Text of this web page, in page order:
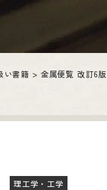
い書籍 金属便覧 改訂6版
理工学・工学